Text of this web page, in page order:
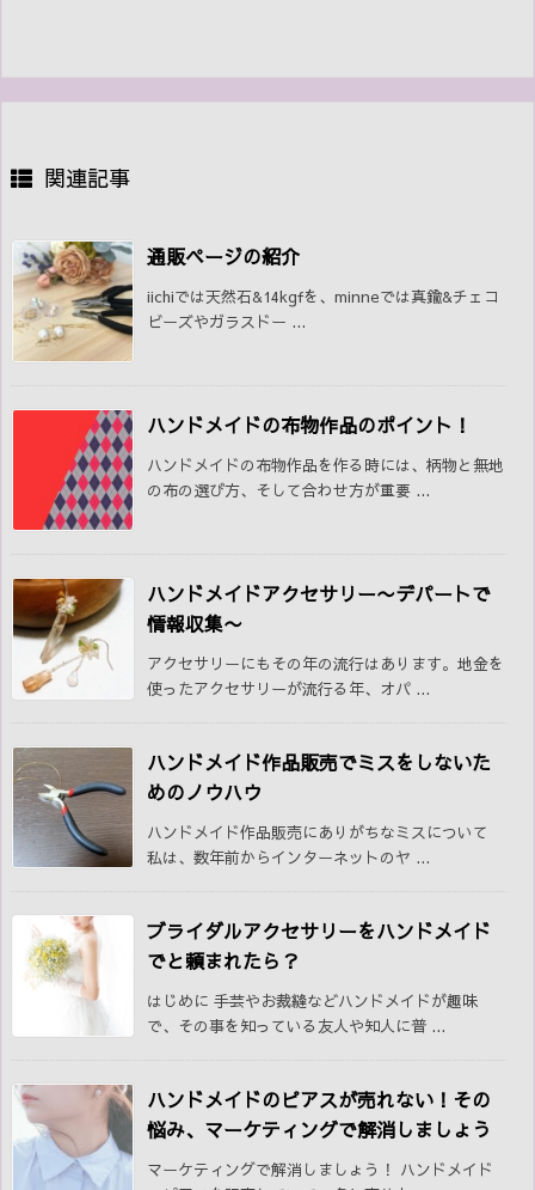
関連記事
通販ページの紹介
iichiでは天然石&14kgfを、minneでは真鍮&チェコ
ビーズやガラスドー ...
ハンドメイドの布物作品のポイント！
ハンドメイドの布物作品を作る時には、柄物と無地
の布の選び方、そして合わせ方が重要 ...
ハンドメイドアクセサリー〜デパートで
情報収集〜
アクセサリーにもその年の流行はあります。地金を
使ったアクセサリーが流行る年、オパ ...
ハンドメイド作品販売でミスをしないた
めのノウハウ
ハンドメイド作品販売にありがちなミスについて
私は、数年前からインターネットのヤ ...
ブライダルアクセサリーをハンドメイド
でと頼まれたら？
はじめに 手芸やお裁縫などハンドメイドが趣味
で、その事を知っている友人や知人に普 ...
ハンドメイドのピアスが売れない！その
悩み、マーケティングで解消しましょう
マーケティングで解消しましょう！ ハンドメイド